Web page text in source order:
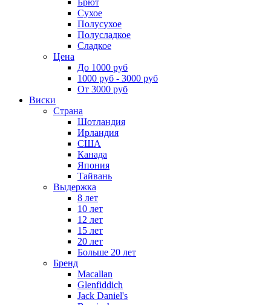
Сухое
Полусухое
Полусладкое
Сладкое
Цена
До 1000 руб
1000 руб - 3000 руб
От 3000 руб
Виски
Страна
Шотландия
Ирландия
США
Канада
Япония
Тайвань
Выдержка
8 лет
10 лет
12 лет
15 лет
20 лет
Больше 20 лет
Бренд
Macallan
Glenfiddich
Jack Daniel's